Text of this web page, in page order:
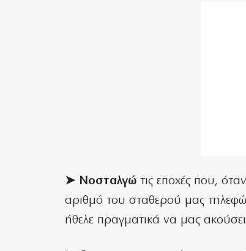
➤ Νοσταλγώ τις εποχές που,
αριθμό του σταθερού μας
ήθελε πραγματικά να μας